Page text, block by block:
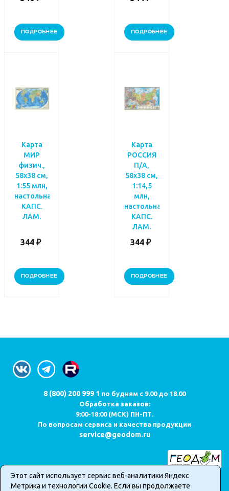
ПОДРОБНЕЕ ПОДРОБНЕЕ
Карта
МИР
физич.,
58х38 см,
1:55 млн,
настольная
КАПС.
ЛАМ.
344 ₽
ПОДРОБНЕЕ
Карта
РОССИЯ
П/А,
58х38 см,
1:14,5
млн,
настольная
КАПС.
ЛАМ.
344 ₽
ПОДРОБНЕЕ
8 (800) 200 999 1 по будням с 9.00 до 18.00
Обработка заказов:
9:00-18:00 (МСК) ПН-ПТ.
По вопросам сервиса и качества продукции
service@geodom.ru
Карта сайта
Этот сайт использует сервис веб-аналитики Яндекс
Метрика и технологии Cookie. Если вы продолжаете